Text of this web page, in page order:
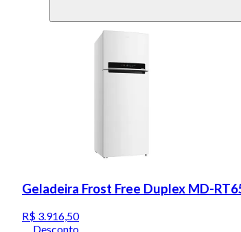
Geladeira Frost Free Duplex MD-
R$ 3.916,50
Desconto